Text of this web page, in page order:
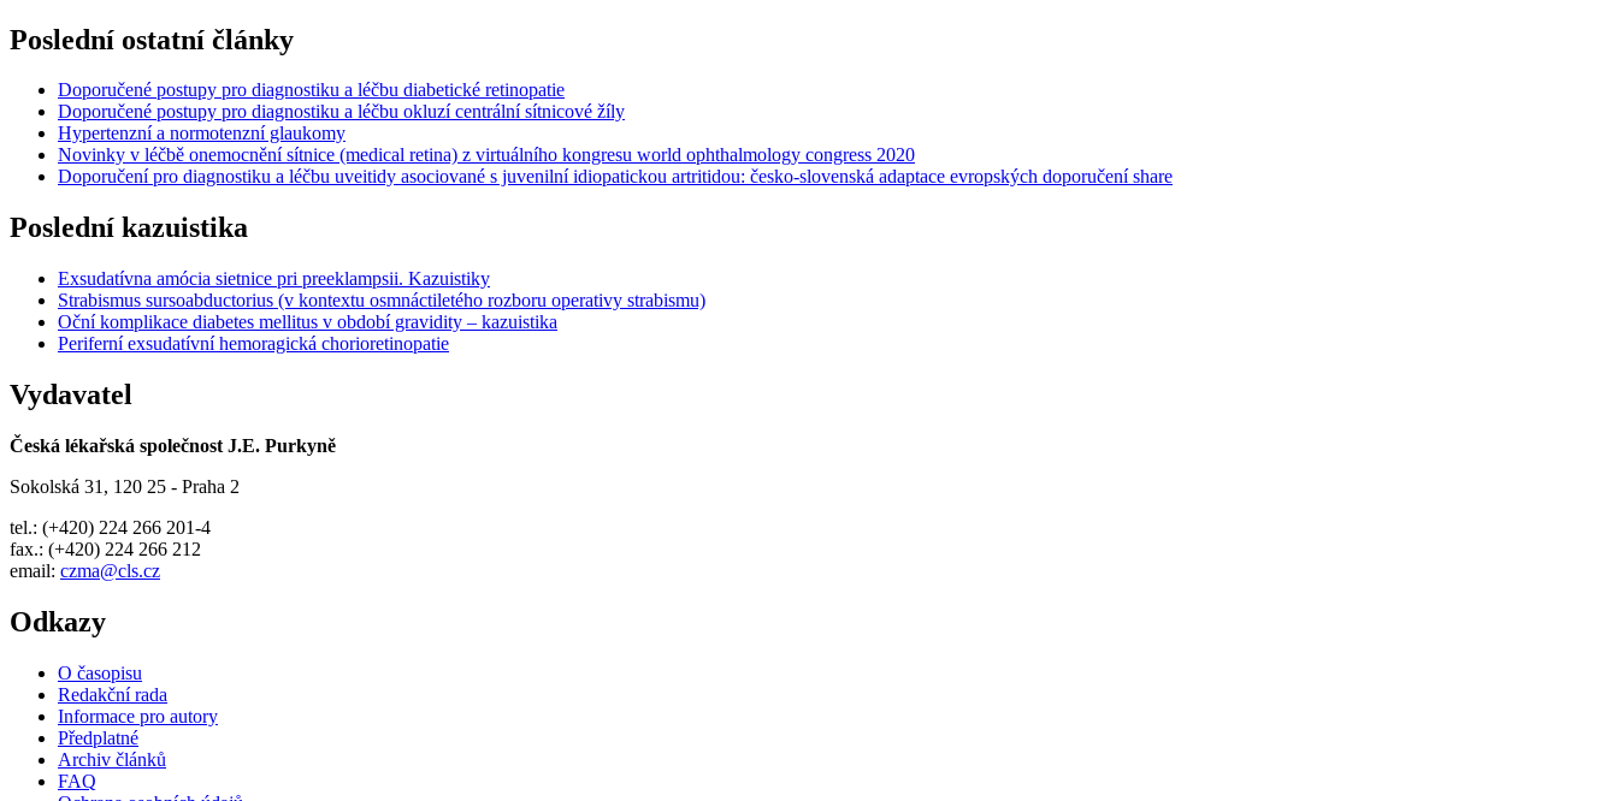
Poslední ostatní články
Doporučené postupy pro diagnostiku a léčbu diabetické retinopatie
Doporučené postupy pro diagnostiku a léčbu okluzí centrální sítnicové žíly
Hypertenzní a normotenzní glaukomy
Novinky v léčbě onemocnění sítnice (medical retina) z virtuálního kongresu world ophthalmology congress 2020
Doporučení pro diagnostiku a léčbu uveitidy asociované s juvenilní idiopatickou artritidou: česko-slovenská adaptace evropských doporučení share
Poslední kazuistika
Exsudatívna amócia sietnice pri preeklampsii. Kazuistiky
Strabismus sursoabductorius (v kontextu osmnáctiletého rozboru operativy strabismu)
Oční komplikace diabetes mellitus v období gravidity – kazuistika
Periferní exsudatívní hemoragická chorioretinopatie
Vydavatel
Česká lékařská společnost J.E. Purkyně
Sokolská 31, 120 25 - Praha 2
tel.: (+420) 224 266 201-4
fax.: (+420) 224 266 212
email: czma@cls.cz
Odkazy
O časopisu
Redakční rada
Informace pro autory
Předplatné
Archiv článků
FAQ